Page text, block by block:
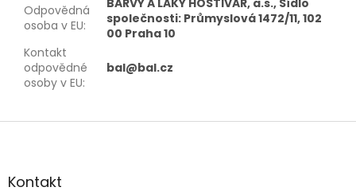
Odpovědná
osoba v EU:
společnosti: Průmyslová 1472/11, 102
00 Praha 10
Kontakt
odpovědné
osoby v EU:
bal@bal.cz
Z
aKontakt